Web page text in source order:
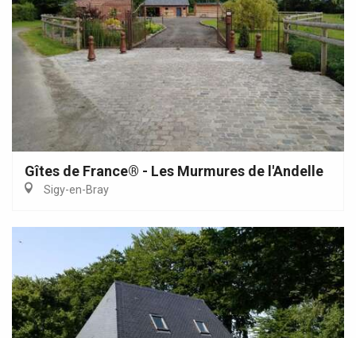
Gîtes de France® - Les Murmures de l'Andelle
Sigy-en-Bray